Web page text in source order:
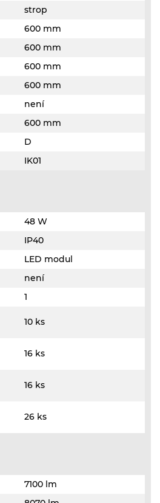
strop
600 mm
600 mm
600 mm
600 mm
není
600 mm
D
IK01
48 W
IP40
LED modul
není
1
10 ks
16 ks
16 ks
26 ks
7100 lm